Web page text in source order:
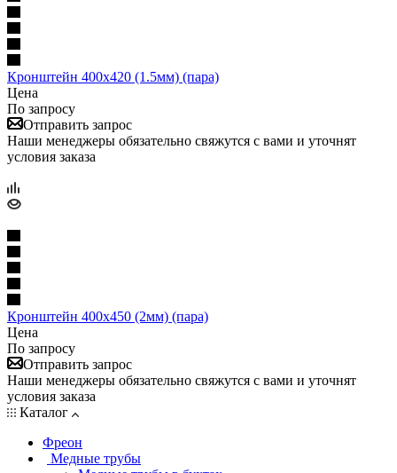
Кронштейн 400х420 (1.5мм) (пара)
Цена
По запросу
Отправить запрос
Наши менеджеры обязательно свяжутся с вами и уточнят
условия заказа
Кронштейн 400х450 (2мм) (пара)
Цена
По запросу
Отправить запрос
Наши менеджеры обязательно свяжутся с вами и уточнят
условия заказа
Каталог
Фреон
Медные трубы